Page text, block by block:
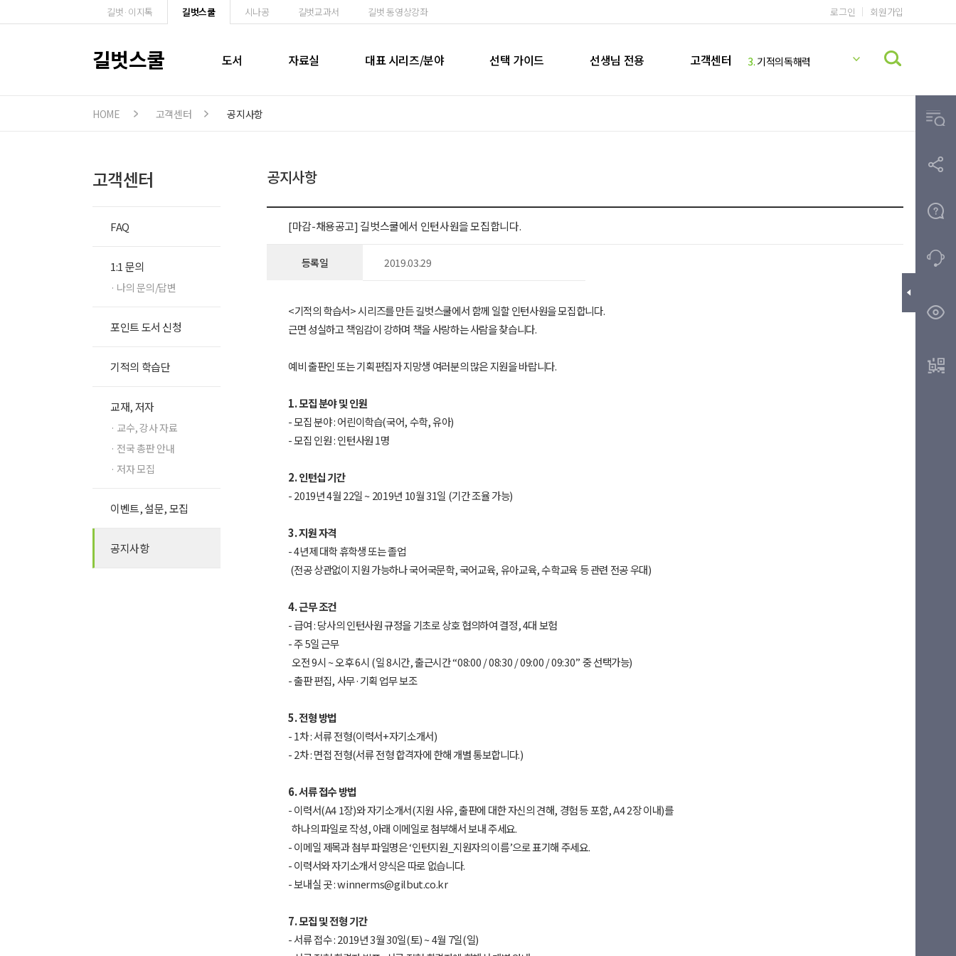
길벗·이지톡 길벗스쿨 시나공 길벗교과서 길벗 동영상강좌 로그인 회원가입
길벗스쿨 도서 자료실 대표 시리즈/분야 선택 가이드 선생님 전용 고객센터
3. 기적의독해력
10.기적의한글
HOME 고객센터 공지사항
고객센터
FAQ
1:1 문의
· 나의 문의/답변
포인트 도서 신청
기적의 학습단
교재, 저자
· 교수, 강사 자료
· 전국 총판 안내
· 저자 모집
이벤트, 설문, 모집
공지사항
공지사항
[마감-채용공고] 길벗스쿨에서 인턴사원을 모집합니다.
등록일 2019.03.29
<기적의 학습서> 시리즈를 만든 길벗스쿨에서 함께 일할 인턴사원을 모집합니다.
근면 성실하고 책임감이 강하며 책을 사랑하는 사람을 찾습니다.
예비 출판인 또는 기획편집자 지망생 여러분의 많은 지원을 바랍니다.
1. 모집 분야 및 인원
- 모집 분야 : 어린이학습(국어, 수학, 유아)
- 모집 인원 : 인턴사원 1명
2. 인턴십 기간
- 2019년 4월 22일 ~ 2019년 10월 31일 (기간 조율 가능)
3. 지원 자격
- 4년제 대학 휴학생 또는 졸업
(전공 상관없이 지원 가능하나 국어국문학, 국어교육, 유아교육, 수학교육 등 관련 전공 우대)
4. 근무 조건
- 급여 : 당사의 인턴사원 규정을 기초로 상호 협의하여 결정, 4대 보험
- 주 5일 근무
오전 9시 ~ 오후 6시 (일 8시간, 출근시간 “08:00 / 08:30 / 09:00 / 09:30” 중 선택가능)
- 출판 편집, 사무·기획 업무 보조
5. 전형 방법
- 1차 : 서류 전형(이력서+자기소개서)
- 2차 : 면접 전형(서류 전형 합격자에 한해 개별 통보합니다.)
6. 서류 접수 방법
- 이력서(A4 1장)와 자기소개서(지원 사유, 출판에 대한 자신의 견해, 경험 등 포함, A4 2장 이내)를
하나의 파일로 작성, 아래 이메일로 첨부해서 보내 주세요.
- 이메일 제목과 첨부 파일명은 ‘인턴지원_지원자의 이름’으로 표기해 주세요.
- 이력서와 자기소개서 양식은 따로 없습니다.
- 보내실 곳 : winnerms@gilbut.co.kr
7. 모집 및 전형 기간
- 서류 접수 : 2019년 3월 30일(토) ~ 4월 7일(일)
내 서재
구매 인증 도서 관심 도서
동영상 강좌